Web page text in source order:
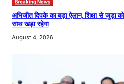
Breaking News
अभिजीत दिपके का बड़ा ऐलान, शिक्षा से जुड़ा
साथ खड़ा रहेगा
August 4, 2026